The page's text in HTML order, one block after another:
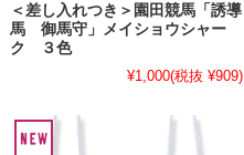
＜差し入れつき＞園田競馬「誘導
馬 御馬守」メイショウシャー
ク ３色
¥1,000(税抜 ¥909)